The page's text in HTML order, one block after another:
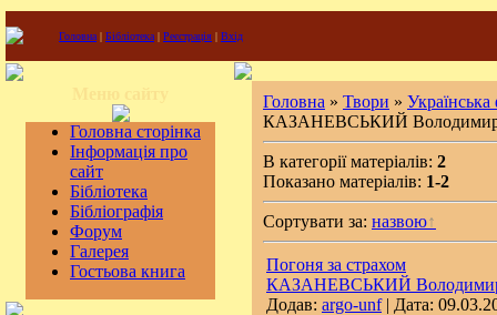
Головна | Бібліотека | Реєстрація | Вхід
Головна сторінка
Інформація про
сайт
Бібліотека
Бібліографія
Форум
Галерея
Гостьова книга
Головна » Твори » Українська
КАЗАНЕВСЬКИЙ
В категорії матеріалів: 2
Показано матеріалів: 1-2
Сортувати за: назвою
Погоня за страхом
КАЗАНЕВСЬКИЙ
Додав: argo-unf| Дата: